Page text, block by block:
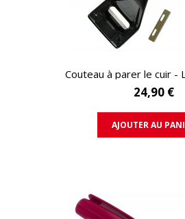
APERÇU RAPIDE
Couteau à parer le cuir -
24,90 €
AJOUTER AU